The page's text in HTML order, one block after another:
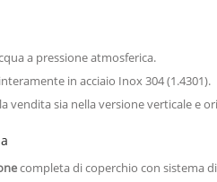
a pressione atmosferica.
in acciaio Inox 304 (1.4301).
vendita sia nella versione verticale e
completa di coperchio con sistema